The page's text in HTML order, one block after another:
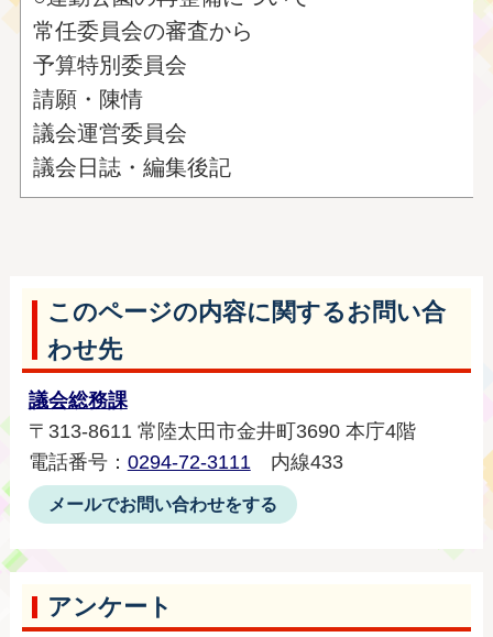
常任委員会の審査から
予算特別委員会
請願・陳情
議会運営委員会
議会日誌・編集後記
このページの内容に関するお問い合
わせ先
議会総務課
〒313-8611 常陸太田市金井町3690 本庁4階
電話番号： 0294-72-3111内線433
メールでお問い合わせをする
アンケート